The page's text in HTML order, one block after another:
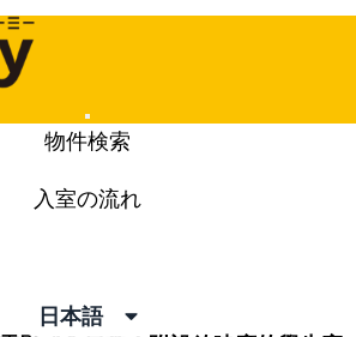
Mobile
Menu
物件検索
入室の流れ
日本語
トピックス